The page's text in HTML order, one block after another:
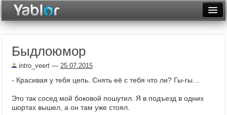
Архив
Быдлоюмор
intro_veert — 25.07.2015
- Красивая у тебя цепь. Снять её с тебя что ли? Гы-гы…
Это так сосед мой боковой пошутил. Я в подъезд в одних
шортах вышел, а он там уже стоял.